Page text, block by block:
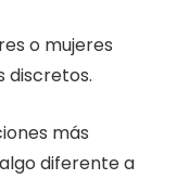
o mujeres
discretos.
más
diferente a